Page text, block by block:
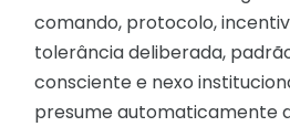
comando, protocolo,
tolerância deliberada,
consciente e nexo
presume automaticamente